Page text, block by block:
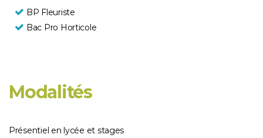
BP Fleuriste
Bac Pro Horticole
Modalités
Présentiel en lycée et stages